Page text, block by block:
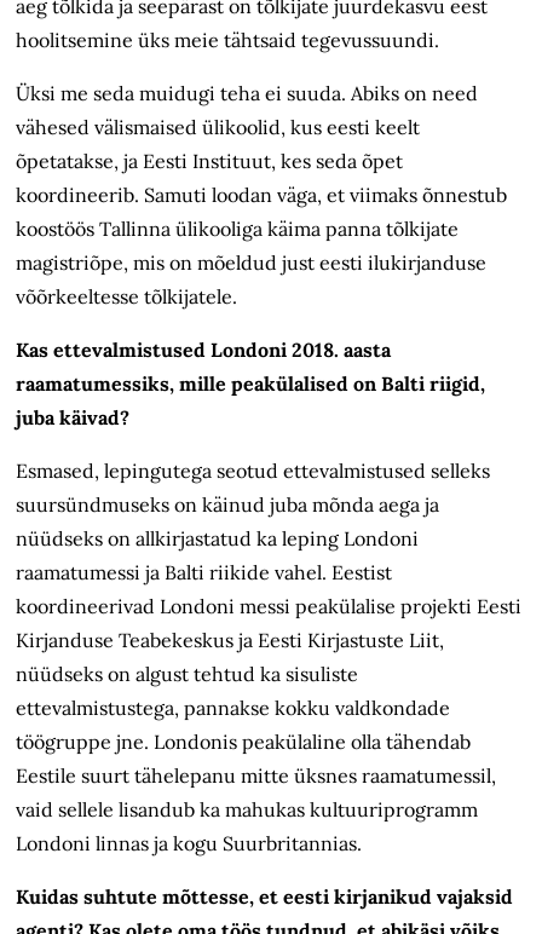
aeg tõlkida ja seepärast on tõlkijate juurdekasvu eest
hoolitsemine üks meie tähtsaid tegevussuundi.
Üksi me seda muidugi teha ei suuda. Abiks on need
vähesed välismaised ülikoolid, kus eesti keelt
õpetatakse, ja Eesti Instituut, kes seda õpet
koordineerib. Samuti loodan väga, et viimaks õnnestub
koostöös Tallinna ülikooliga käima panna tõlkijate
magistriõpe, mis on mõeldud just eesti ilukirjanduse
võõrkeeltesse tõlkijatele.
Kas ettevalmistused Londoni 2018. aasta
raamatumessiks, mille peakülalised on Balti riigid,
juba käivad?
Esmased, lepingutega seotud ettevalmistused selleks
suursündmuseks on käinud juba mõnda aega ja
nüüdseks on allkirjastatud ka leping Londoni
raamatumessi ja Balti riikide vahel. Eestist
koordineerivad Londoni messi peakülalise projekti Eesti
Kirjanduse Teabekeskus ja Eesti Kirjastuste Liit,
nüüdseks on algust tehtud ka sisuliste
ettevalmistustega, pannakse kokku valdkondade
töögruppe jne. Londonis peakülaline olla tähendab
Eestile suurt tähelepanu mitte üksnes raamatumessil,
vaid sellele lisandub ka mahukas kultuuriprogramm
Londoni linnas ja kogu Suurbritannias.
Kuidas suhtute mõttesse, et eesti kirjanikud vajaksid